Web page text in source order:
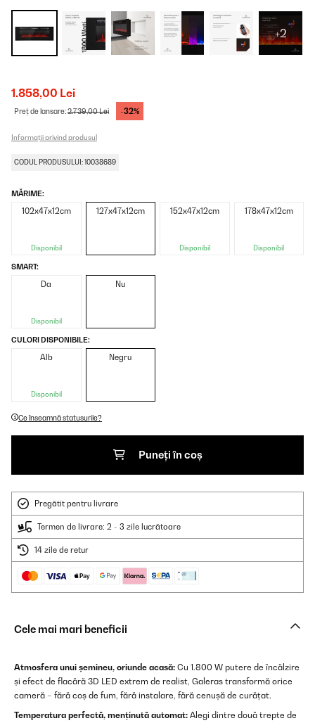
+2
1.858,00 Lei
Preț de lansare:2.739,00 Lei -32%
Informații privind produsul
CODUL PRODUSULUI: 10038689
MĂRIME:
102x47x12cm
Disponibil
127x47x12cm 152x47x12cm
Disponibil
178x47x12cm
Disponibil
SMART:
Da
Disponibil
Nu
CULORI DISPONIBILE:
Alb
Disponibil
Negru
Ce înseamnă statusurile?
Puneți în coș
Pregătit pentru livrare
Termen de livrare: 2 - 3 zile lucrătoare
14 zile de retur
Cele mai mari beneficii
Atmosfera unui șemineu, oriunde acasă: Cu 1.800 W putere de încălzire
și efect de flacără 3D LED extrem de realist, Galeras transformă orice
cameră – fără coș de fum, fără instalare, fără cenușă de curățat.
Temperatura perfectă, menținută automat: Alegi dintre două trepte de